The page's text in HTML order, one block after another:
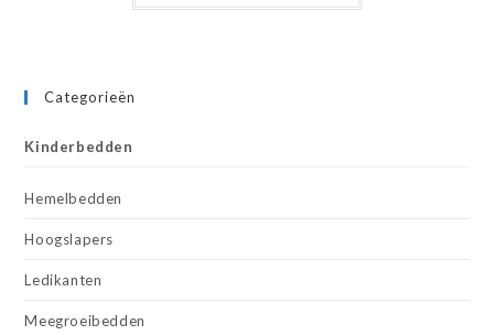
Categorieën
Kinderbedden
Hemelbedden
Hoogslapers
Ledikanten
Meegroeibedden